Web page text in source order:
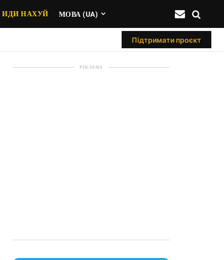
ИДИ НАХУЙ МОВА (UA)
Підтримати проєкт
РЕКЛАМА